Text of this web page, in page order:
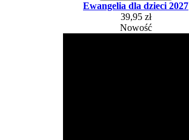
Ewangelia dla dzieci 2027
39,95 zł
Nowość